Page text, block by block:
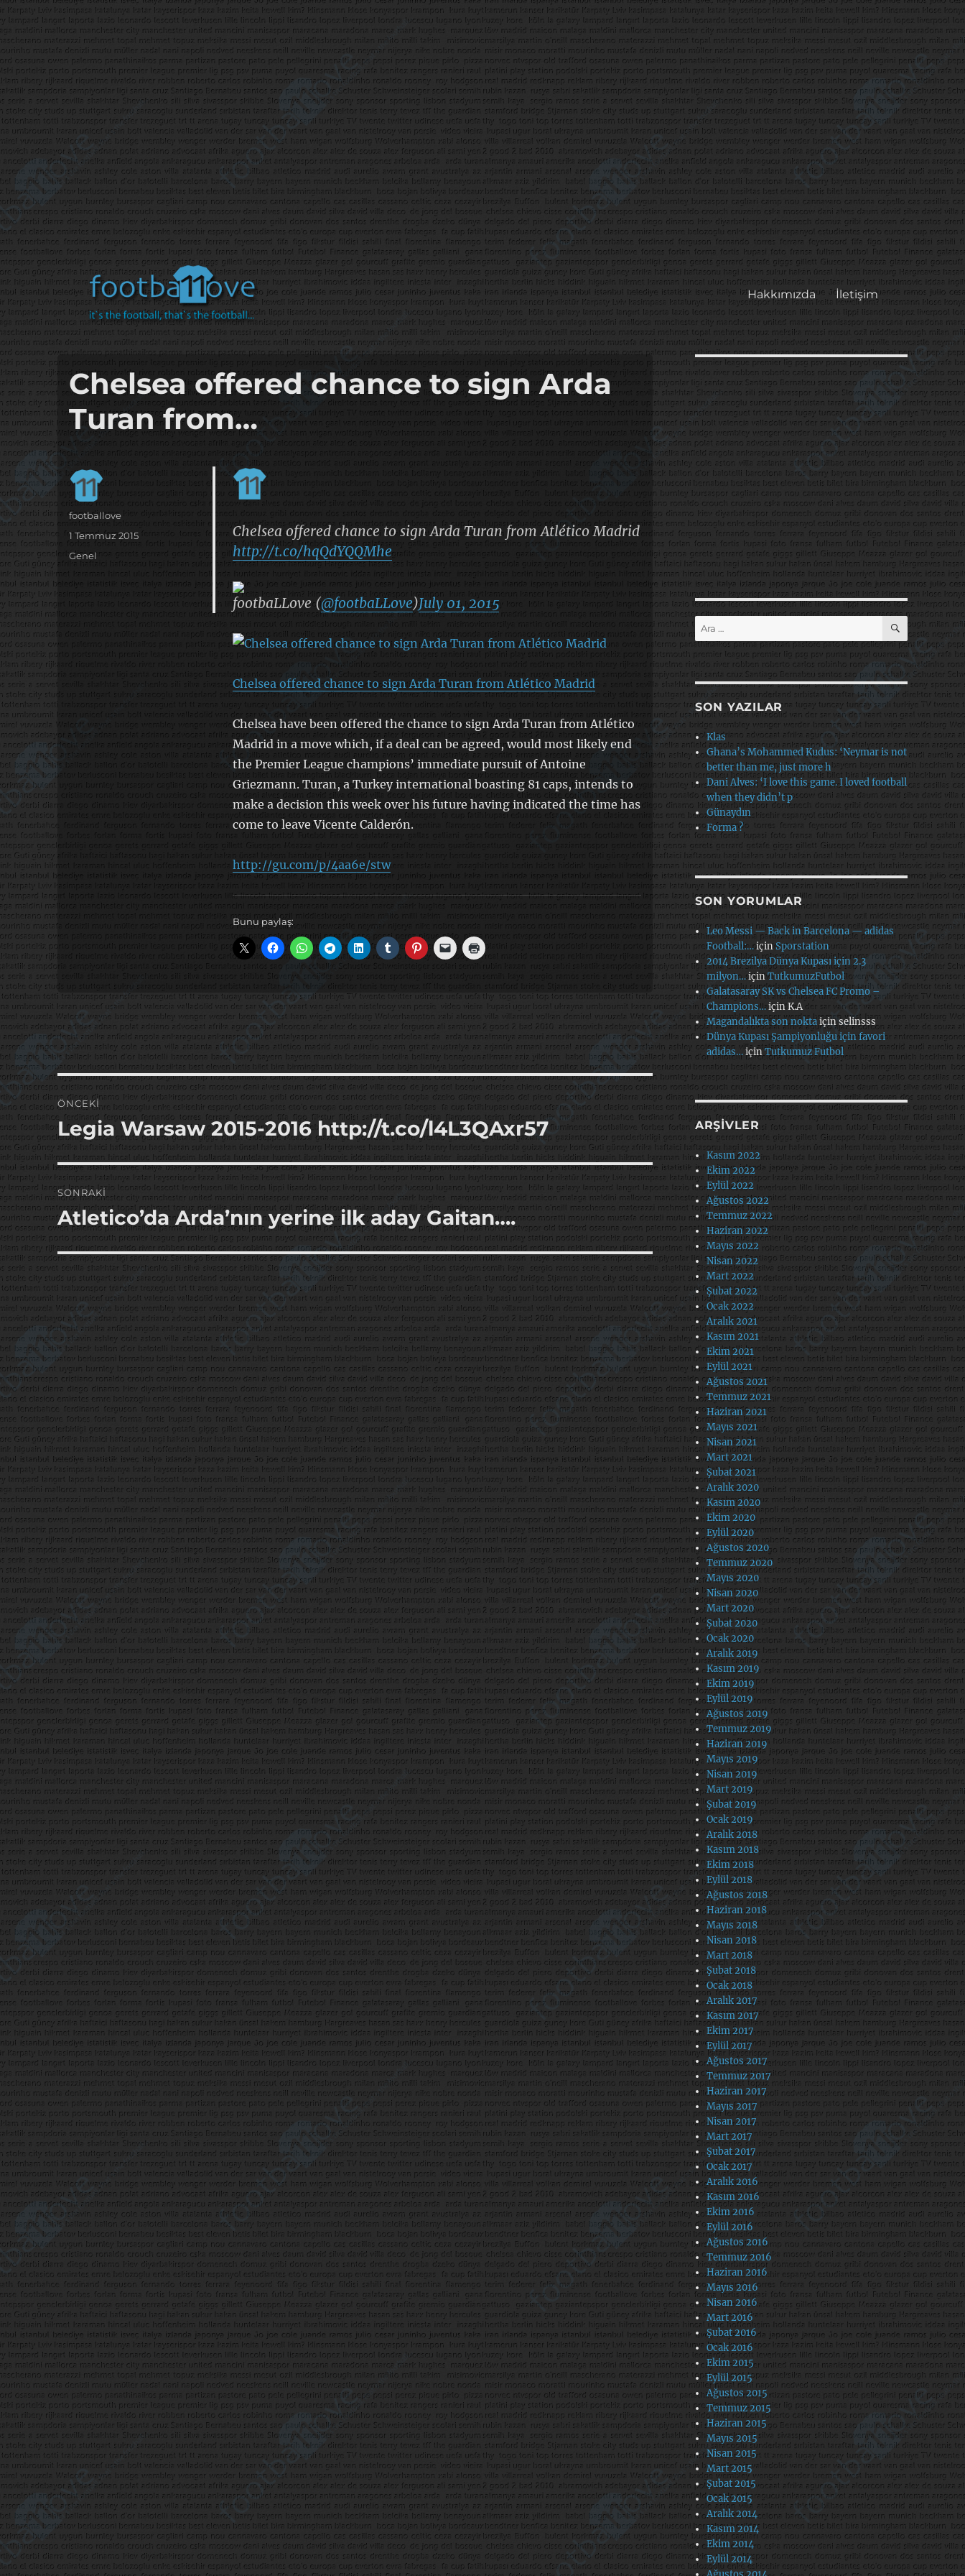
footbaLLove
it's the football, that's the football…
Hakkımızda İletişim
Chelsea offered chance to sign Arda
Turan from…
Chelsea offered chance to sign Arda Turan from Atlético Madrid
http://t.co/hqQdYQQMhe
footbaLLove (@footbaLLove)July 01, 2015
Chelsea offered chance to sign Arda Turan from Atlético Madrid
Chelsea have been offered the chance to sign Arda Turan from Atlético
Madrid in a move which, if a deal can be agreed, would most likely end
the Premier League champions’ immediate pursuit of Antoine
Griezmann. Turan, a Turkey international boasting 81 caps, intends to
make a decision this week over his future having indicated the time has
come to leave Vicente Calderón.
http://gu.com/p/4aa6e/stw
Bunu paylaş:
Yazar
footballove
Yayın
tarihi
1 Temmuz 2015
Kategoriler
Genel
Yazı
gezinmesi
ÖNCEKI
Önceki
yazı:
Legia Warsaw 2015-2016 http://t.co/l4L3QAxr57
SONRAKI
Sonraki
yazı:
Atletico’da Arda’nın yerine ilk aday Gaitan….
Ara: ARA
SON YAZILAR
Klas
Ghana’s Mohammed Kudus: ‘Neymar is not
better than me, just more h
Dani Alves: ‘I love this game. I loved football
when they didn’t p
Günaydın
Forma ?
SON YORUMLAR
Leo Messi — Back in Barcelona — adidas
Football:…içinSporstation
2014 Brezilya Dünya Kupası için 2.3
milyon…içinTutkumuzFutbol
Galatasaray SK vs Chelsea FC Promo –
Champions…içinK.A
Magandalıkta son noktaiçinselinsss
Dünya Kupası Şampiyonluğu için favori
adidas…içinTutkumuz Futbol
ARŞIVLER
Kasım 2022
Ekim 2022
Eylül 2022
Ağustos 2022
Temmuz 2022
Haziran 2022
Mayıs 2022
Nisan 2022
Mart 2022
Şubat 2022
Ocak 2022
Aralık 2021
Kasım 2021
Ekim 2021
Eylül 2021
Ağustos 2021
Temmuz 2021
Haziran 2021
Mayıs 2021
Nisan 2021
Mart 2021
Şubat 2021
Aralık 2020
Kasım 2020
Ekim 2020
Eylül 2020
Ağustos 2020
Temmuz 2020
Mayıs 2020
Nisan 2020
Mart 2020
Şubat 2020
Ocak 2020
Aralık 2019
Kasım 2019
Ekim 2019
Eylül 2019
Ağustos 2019
Temmuz 2019
Haziran 2019
Mayıs 2019
Nisan 2019
Mart 2019
Şubat 2019
Ocak 2019
Aralık 2018
Kasım 2018
Ekim 2018
Eylül 2018
Ağustos 2018
Haziran 2018
Mayıs 2018
Nisan 2018
Mart 2018
Şubat 2018
Ocak 2018
Aralık 2017
Kasım 2017
Ekim 2017
Eylül 2017
Ağustos 2017
Temmuz 2017
Haziran 2017
Mayıs 2017
Nisan 2017
Mart 2017
Şubat 2017
Ocak 2017
Aralık 2016
Kasım 2016
Ekim 2016
Eylül 2016
Ağustos 2016
Temmuz 2016
Haziran 2016
Mayıs 2016
Nisan 2016
Mart 2016
Şubat 2016
Ocak 2016
Ekim 2015
Eylül 2015
Ağustos 2015
Temmuz 2015
Haziran 2015
Mayıs 2015
Nisan 2015
Mart 2015
Şubat 2015
Ocak 2015
Aralık 2014
Kasım 2014
Ekim 2014
Eylül 2014